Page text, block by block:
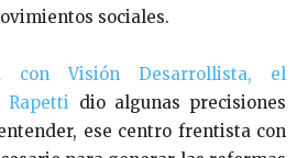
sociales.
con Visión Desarrollista, el
Rapetti
dio algunas precisiones
ese centro frentista con